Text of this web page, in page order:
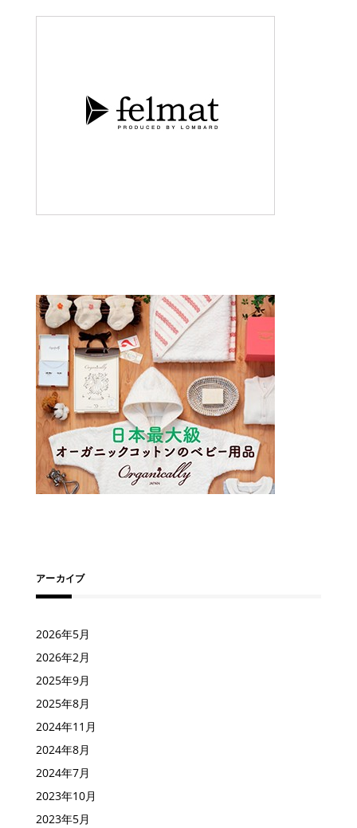
アーカイブ
2026年5月
2026年2月
2025年9月
2025年8月
2024年11月
2024年8月
2024年7月
2023年10月
2023年5月